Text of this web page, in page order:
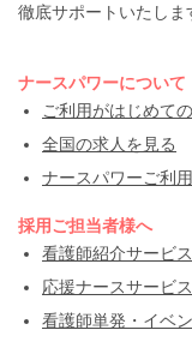
徹底サポートいたしま
ナースパワーについて
ご利用がはじめて
全国の求人を見る
ナースパワーご利
採用ご担当者様へ
看護師紹介サービス
応援ナースサービス
看護師単発・イベ